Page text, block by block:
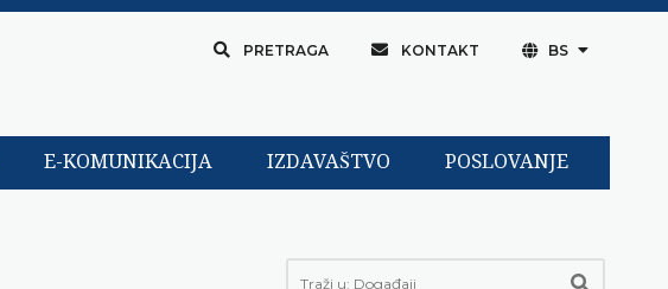
PRETRAGA KONTAKT BS
E-KOMUNIKACIJA IZDAVAŠTVO POSLOVANJE